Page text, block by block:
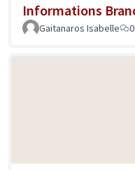
Informations
Gaitanaros Isabelle
0